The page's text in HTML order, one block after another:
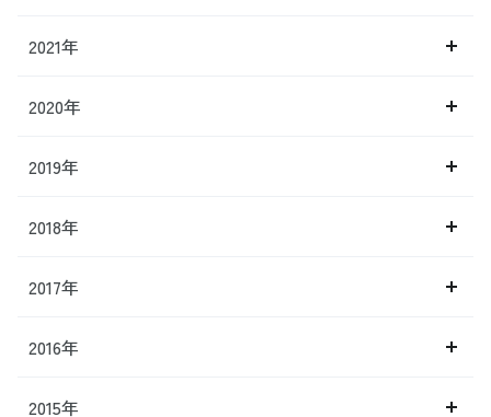
2021年
2020年
2019年
2018年
2017年
2016年
2015年